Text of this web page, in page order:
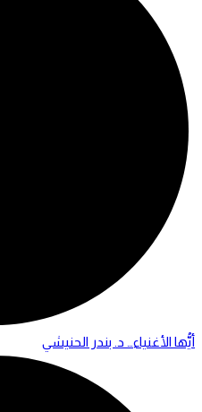
أيُّها الأغنياء… د. بندر الحنيشي